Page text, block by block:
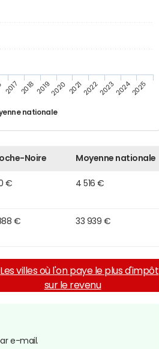
nationale
2017 201820192020 20212022202320242025
Noire Moyenne nationale
€ 4 516 €
€ 33 939 €
Les villes où l'on paye le plus d'impôt
sur le revenu
e-mail.